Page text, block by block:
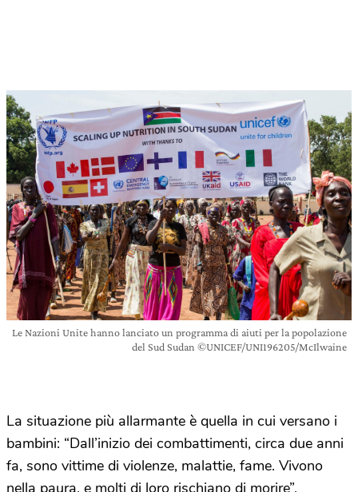
Le Nazioni Unite hanno lanciato un programma di aiuti per la popolazione
del Sud Sudan ©UNICEF/UNI196205/McIlwaine
La situazione più allarmante è quella in cui versano i
bambini: “Dall’inizio dei combattimenti, circa due anni
fa, sono vittime di violenze, malattie, fame. Vivono
nella paura, e molti di loro rischiano di morire”,